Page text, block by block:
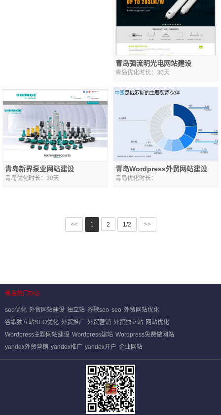
青岛强流明光电网站建设
青岛优化时长：30天
青岛新界泵业网站建设
青岛优化时长：30天
青岛Wordpress外贸网站建设
青岛优化时长：
<< 1 2 1/2 >>
青岛热门TAG
seo优化 外贸网站建设 独立站 谷歌seo seo 外贸网站优化
谷歌独立站SEO优化 外贸推广 外贸营销 外贸独立站 网站优化
Wordpress主题网站建设 Wordpress建站 Wordpress免费做网站
yandex外贸营销 yandex推广 yandex开户 企业网站